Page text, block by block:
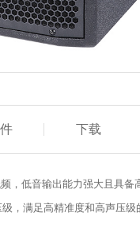
下载
，低音输出能力强大且具
，满足高精准度和高声压级